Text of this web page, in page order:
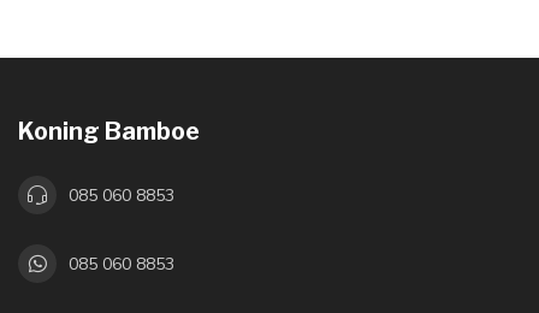
Koning Bamboe
085 060 8853
085 060 8853